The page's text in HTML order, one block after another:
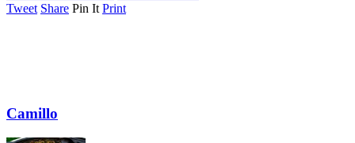
Tweet Share Pin It Print
Camillo